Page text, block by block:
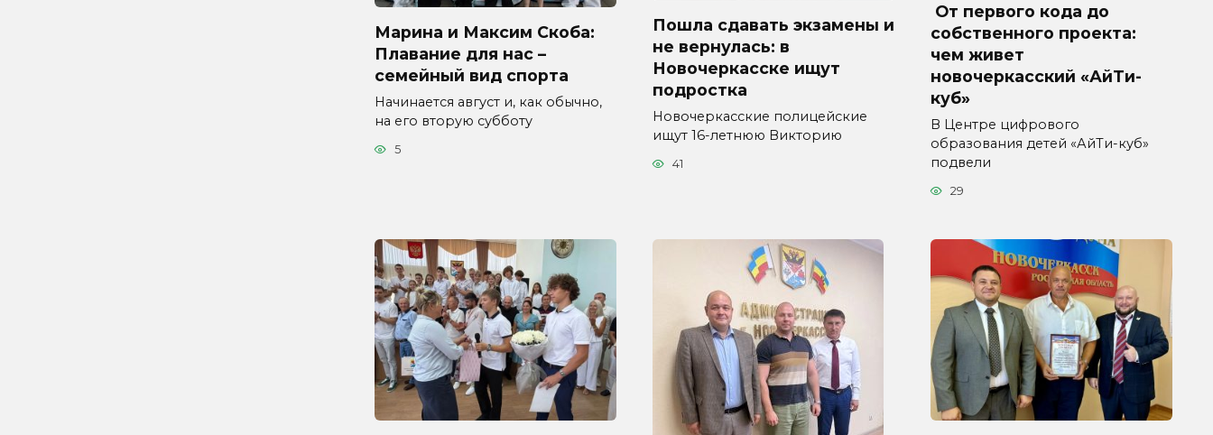
Марина и Максим Скоба:
Плавание для нас –
семейный вид спорта
Начинается август и, как обычно,
на его вторую субботу
5
Пошла сдавать экзамены и
не вернулась: в
Новочеркасске ищут
подростка
Новочеркасские полицейские
ищут 16-летнюю Викторию
41
От первого кода до
собственного проекта:
чем живет
новочеркасский «АйТи-
куб»
В Центре цифрового
образования детей «АйТи-куб»
подвели
29